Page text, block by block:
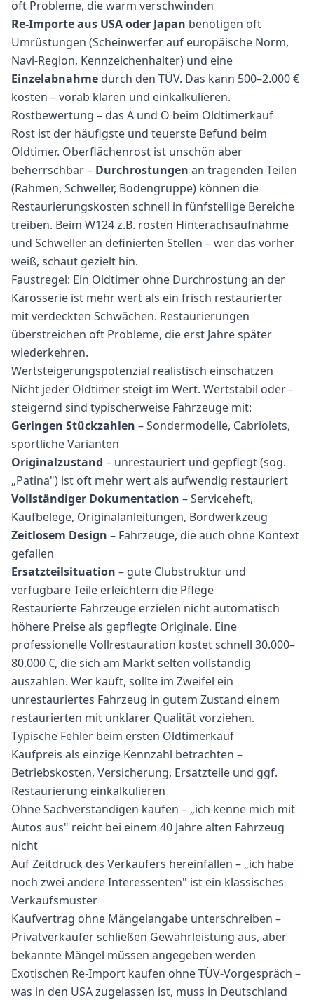
oft Probleme, die warm verschwinden
Re-Importe aus USA oder Japan benötigen oft
Umrüstungen (Scheinwerfer auf europäische Norm,
Navi-Region, Kennzeichenhalter) und eine
Einzelabnahme durch den TÜV. Das kann 500–2.000 €
kosten – vorab klären und einkalkulieren.
Rostbewertung – das A und O beim Oldtimerkauf
Rost ist der häufigste und teuerste Befund beim
Oldtimer. Oberflächenrost ist unschön aber
beherrschbar – Durchrostungen an tragenden Teilen
(Rahmen, Schweller, Bodengruppe) können die
Restaurierungskosten schnell in fünfstellige Bereiche
treiben. Beim W124 z.B. rosten Hinterachsaufnahme
und Schweller an definierten Stellen – wer das vorher
weiß, schaut gezielt hin.
Faustregel: Ein Oldtimer ohne Durchrostung an der
Karosserie ist mehr wert als ein frisch restaurierter
mit verdeckten Schwächen. Restaurierungen
überstreichen oft Probleme, die erst Jahre später
wiederkehren.
Wertsteigerungspotenzial realistisch einschätzen
Nicht jeder Oldtimer steigt im Wert. Wertstabil oder -
steigernd sind typischerweise Fahrzeuge mit:
Geringen Stückzahlen – Sondermodelle, Cabriolets,
sportliche Varianten
Originalzustand – unrestauriert und gepflegt (sog.
„Patina") ist oft mehr wert als aufwendig restauriert
Vollständiger Dokumentation – Serviceheft,
Kaufbelege, Originalanleitungen, Bordwerkzeug
Zeitlosem Design – Fahrzeuge, die auch ohne Kontext
gefallen
Ersatzteilsituation – gute Clubstruktur und
verfügbare Teile erleichtern die Pflege
Restaurierte Fahrzeuge erzielen nicht automatisch
höhere Preise als gepflegte Originale. Eine
professionelle Vollrestauration kostet schnell 30.000–
80.000 €, die sich am Markt selten vollständig
auszahlen. Wer kauft, sollte im Zweifel ein
unrestauriertes Fahrzeug in gutem Zustand einem
restaurierten mit unklarer Qualität vorziehen.
Typische Fehler beim ersten Oldtimerkauf
Kaufpreis als einzige Kennzahl betrachten –
Betriebskosten, Versicherung, Ersatzteile und ggf.
Restaurierung einkalkulieren
Ohne Sachverständigen kaufen – „ich kenne mich mit
Autos aus" reicht bei einem 40 Jahre alten Fahrzeug
nicht
Auf Zeitdruck des Verkäufers hereinfallen – „ich habe
noch zwei andere Interessenten" ist ein klassisches
Verkaufsmuster
Kaufvertrag ohne Mängelangabe unterschreiben –
Privatverkäufer schließen Gewährleistung aus, aber
bekannte Mängel müssen angegeben werden
Exotischen Re-Import kaufen ohne TÜV-Vorgespräch –
was in den USA zugelassen ist, muss in Deutschland